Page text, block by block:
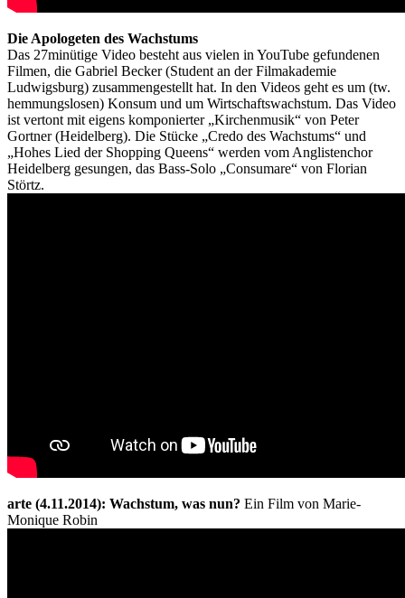
Die Apologeten des Wachstums
Das 27minütige Video besteht aus vielen in YouTube gefundenen
Filmen, die Gabriel Becker (Student an der Filmakademie
Ludwigsburg) zusammengestellt hat. In den Videos geht es um (tw.
hemmungslosen) Konsum und um Wirtschaftswachstum. Das Video
ist vertont mit eigens komponierter „Kirchenmusik“ von Peter
Gortner (Heidelberg). Die Stücke „Credo des Wachstums“ und
„Hohes Lied der Shopping Queens“ werden vom Anglistenchor
Heidelberg gesungen, das Bass-Solo „Consumare“ von Florian
Störtz.
arte (4.11.2014): Wachstum, was nun? Ein Film von Marie-
Monique Robin